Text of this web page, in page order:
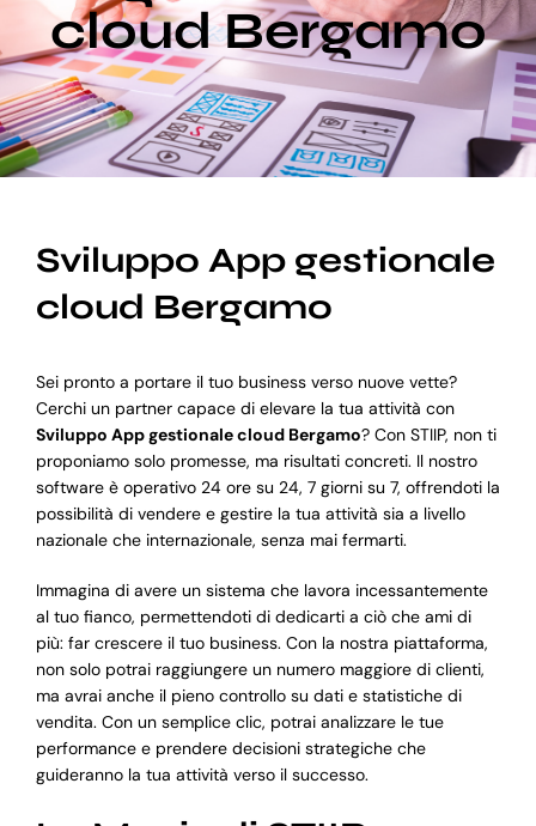
Blog
Supporto
cloud Bergamo
Sviluppo App gestionale
cloud Bergamo
Sei pronto a portare il tuo business verso nuove vette?
Cerchi un partner capace di elevare la tua attività con
Sviluppo App gestionale cloud Bergamo? Con STIIP, non ti
proponiamo solo promesse, ma risultati concreti. Il nostro
software è operativo 24 ore su 24, 7 giorni su 7, offrendoti la
possibilità di vendere e gestire la tua attività sia a livello
nazionale che internazionale, senza mai fermarti.
Immagina di avere un sistema che lavora incessantemente
al tuo fianco, permettendoti di dedicarti a ciò che ami di
più: far crescere il tuo business. Con la nostra piattaforma,
non solo potrai raggiungere un numero maggiore di clienti,
ma avrai anche il pieno controllo su dati e statistiche di
vendita. Con un semplice clic, potrai analizzare le tue
performance e prendere decisioni strategiche che
guideranno la tua attività verso il successo.